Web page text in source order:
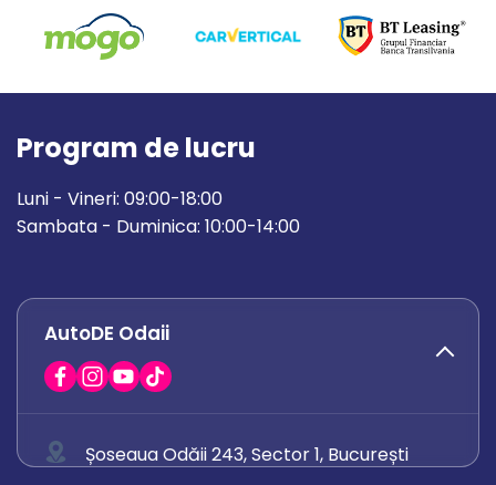
Program de lucru
Luni - Vineri: 09:00-18:00
Sambata - Duminica: 10:00-14:00
AutoDE Odaii
Șoseaua Odăii 243, Sector 1, București